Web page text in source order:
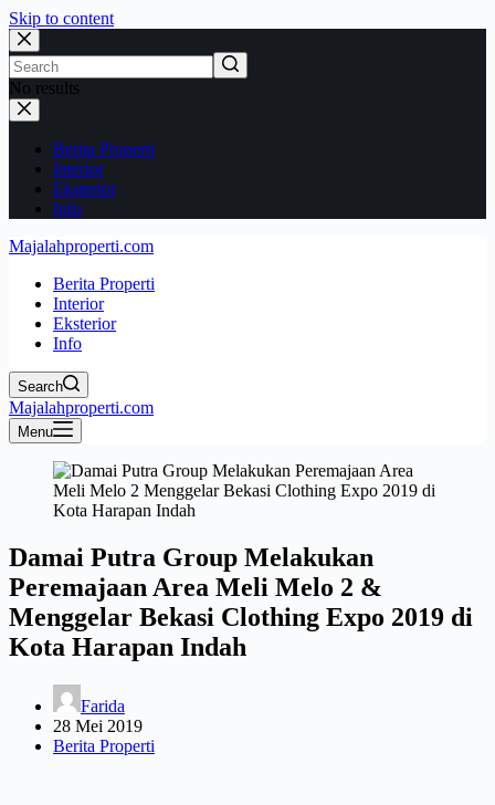
Skip to content
No results
Berita Properti
Interior
Eksterior
Info
Majalahproperti.com
Berita Properti
Interior
Eksterior
Info
Search
Majalahproperti.com
Menu
Damai Putra Group Melakukan
Peremajaan Area Meli Melo 2 &
Menggelar Bekasi Clothing Expo 2019 di
Kota Harapan Indah
Farida
28 Mei 2019
Berita Properti